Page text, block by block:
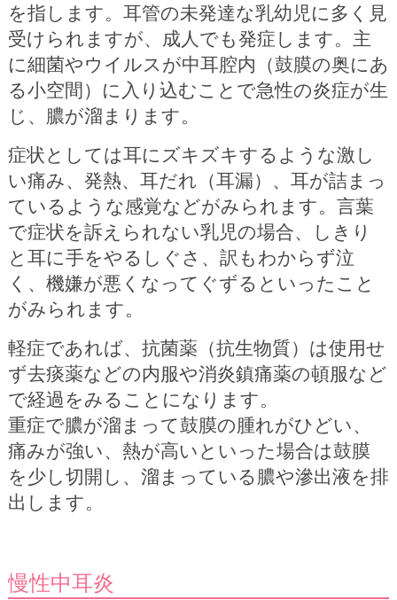
を指します。耳管の未発達な乳幼児に多く見
受けられますが、成人でも発症します。主
に細菌やウイルスが中耳腔内（鼓膜の奥にあ
る小空間）に入り込むことで急性の炎症が生
じ、膿が溜まります。
症状としては耳にズキズキするような激し
い痛み、発熱、耳だれ（耳漏）、耳が詰まっ
ているような感覚などがみられます。言葉
で症状を訴えられない乳児の場合、しきり
と耳に手をやるしぐさ、訳もわからず泣
く、機嫌が悪くなってぐずるといったこと
がみられます。
軽症であれば、抗菌薬（抗生物質）は使用せ
ず去痰薬などの内服や消炎鎮痛薬の頓服など
で経過をみることになります。
重症で膿が溜まって鼓膜の腫れがひどい、
痛みが強い、熱が高いといった場合は鼓膜
を少し切開し、溜まっている膿や滲出液を排
出します。
慢性中耳炎